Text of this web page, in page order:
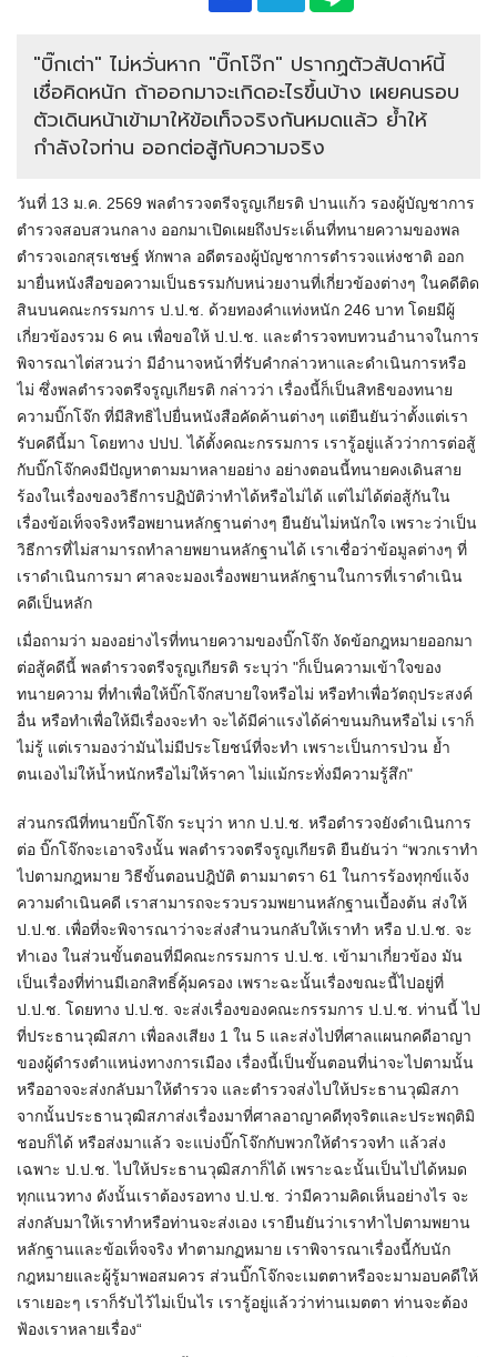
"บิ๊กเต่า" ไม่หวั่นหาก "บิ๊กโจ๊ก" ปรากฏตัวสัปดาห์นี้
เชื่อคิดหนัก ถ้าออกมาจะเกิดอะไรขึ้นบ้าง เผยคนรอบ
ตัวเดินหน้าเข้ามาให้ข้อเท็จจริงกันหมดแล้ว ย้ำให้
กำลังใจท่าน ออกต่อสู้กับความจริง
วันที่ 13 ม.ค. 2569 พลตำรวจตรีจรูญเกียรติ ปานแก้ว รองผู้บัญชาการ
ตำรวจสอบสวนกลาง ออกมาเปิดเผยถึงประเด็นที่ทนายความของพล
ตำรวจเอกสุรเชษฐ์ หักพาล อดีตรองผู้บัญชาการตำรวจแห่งชาติ ออก
มายื่นหนังสือขอความเป็นธรรมกับหน่วยงานที่เกี่ยวข้องต่างๆ ในคดีติด
สินบนคณะกรรมการ ป.ป.ช. ด้วยทองคำแท่งหนัก 246 บาท โดยมีผู้
เกี่ยวข้องรวม 6 คน เพื่อขอให้ ป.ป.ช. และตำรวจทบทวนอำนาจในการ
พิจารณาไต่สวนว่า มีอำนาจหน้าที่รับคำกล่าวหาและดำเนินการหรือ
ไม่ ซึ่งพลตำรวจตรีจรูญเกียรติ กล่าวว่า เรื่องนี้ก็เป็นสิทธิของทนาย
ความบิ๊กโจ๊ก ที่มีสิทธิไปยื่นหนังสือคัดค้านต่างๆ แต่ยืนยันว่าตั้งแต่เรา
รับคดีนี้มา โดยทาง ปปป. ได้ตั้งคณะกรรมการ เรารู้อยู่แล้วว่าการต่อสู้
กับบิ๊กโจ๊กคงมีปัญหาตามมาหลายอย่าง อย่างตอนนี้ทนายคงเดินสาย
ร้องในเรื่องของวิธีการปฏิบัติว่าทำได้หรือไม่ได้ แต่ไม่ได้ต่อสู้กันใน
เรื่องข้อเท็จจริงหรือพยานหลักฐานต่างๆ ยืนยันไม่หนักใจ เพราะว่าเป็น
วิธีการที่ไม่สามารถทำลายพยานหลักฐานได้ เราเชื่อว่าข้อมูลต่างๆ ที่
เราดำเนินการมา ศาลจะมองเรื่องพยานหลักฐานในการที่เราดำเนิน
คดีเป็นหลัก
เมื่อถามว่า มองอย่างไรที่ทนายความของบิ๊กโจ๊ก งัดข้อกฎหมายออกมา
ต่อสู้คดีนี้ พลตำรวจตรีจรูญเกียรติ ระบุว่า "ก็เป็นความเข้าใจของ
ทนายความ ที่ทำเพื่อให้บิ๊กโจ๊กสบายใจหรือไม่ หรือทำเพื่อวัตถุประสงค์
อื่น หรือทำเพื่อให้มีเรื่องจะทำ จะได้มีค่าแรงได้ค่าขนมกินหรือไม่ เราก็
ไม่รู้ แต่เรามองว่ามันไม่มีประโยชน์ที่จะทำ เพราะเป็นการป่วน ย้ำ
ตนเองไม่ให้น้ำหนักหรือไม่ให้ราคา ไม่แม้กระทั่งมีความรู้สึก"
ส่วนกรณีที่ทนายบิ๊กโจ๊ก ระบุว่า หาก ป.ป.ช. หรือตำรวจยังดำเนินการ
ต่อ บิ๊กโจ๊กจะเอาจริงนั้น พลตำรวจตรีจรูญเกียรติ ยืนยันว่า “พวกเราทำ
ไปตามกฎหมาย วิธีขั้นตอนปฎิบัติ ตามมาตรา 61 ในการร้องทุกข์แจ้ง
ความดำเนินคดี เราสามารถจะรวบรวมพยานหลักฐานเบื้องต้น ส่งให้
ป.ป.ช. เพื่อที่จะพิจารณาว่าจะส่งสำนวนกลับให้เราทำ หรือ ป.ป.ช. จะ
ทำเอง ในส่วนขั้นตอนที่มีคณะกรรมการ ป.ป.ช. เข้ามาเกี่ยวข้อง มัน
เป็นเรื่องที่ท่านมีเอกสิทธิ์คุ้มครอง เพราะฉะนั้นเรื่องขณะนี้ไปอยู่ที่
ป.ป.ช. โดยทาง ป.ป.ช. จะส่งเรื่องของคณะกรรมการ ป.ป.ช. ท่านนี้ ไป
ที่ประธานวุฒิสภา เพื่อลงเสียง 1 ใน 5 และส่งไปที่ศาลแผนกคดีอาญา
ของผู้ดำรงตำแหน่งทางการเมือง เรื่องนี้เป็นขั้นตอนที่น่าจะไปตามนั้น
หรืออาจจะส่งกลับมาให้ตำรวจ และตำรวจส่งไปให้ประธานวุฒิสภา
จากนั้นประธานวุฒิสภาส่งเรื่องมาที่ศาลอาญาคดีทุจริตและประพฤติมิ
ชอบก็ได้ หรือส่งมาแล้ว จะแบ่งบิ๊กโจ๊กกับพวกให้ตำรวจทำ แล้วส่ง
เฉพาะ ป.ป.ช. ไปให้ประธานวุฒิสภาก็ได้ เพราะฉะนั้นเป็นไปได้หมด
ทุกแนวทาง ดังนั้นเราต้องรอทาง ป.ป.ช. ว่ามีความคิดเห็นอย่างไร จะ
ส่งกลับมาให้เราทำหรือท่านจะส่งเอง เรายืนยันว่าเราทำไปตามพยาน
หลักฐานและข้อเท็จจริง ทำตามกฏหมาย เราพิจารณาเรื่องนี้กับนัก
กฎหมายและผู้รู้มาพอสมควร ส่วนบิ๊กโจ๊กจะเมตตาหรือจะมามอบคดีให้
เราเยอะๆ เราก็รับไว้ไม่เป็นไร เรารู้อยู่แล้วว่าท่านเมตตา ท่านจะต้อง
ฟ้องเราหลายเรื่อง“